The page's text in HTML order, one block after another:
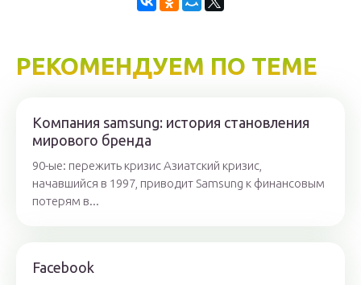
РЕКОМЕНДУЕМ ПО ТЕМЕ
Компания samsung: история становления
мирового бренда
90-ые: пережить кризис Азиатский кризис,
начавшийся в 1997, приводит Samsung к финансовым
потерям в...
Facebook